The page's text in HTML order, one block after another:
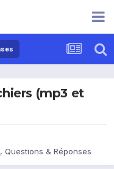
(mp3 et
Questions & Réponses